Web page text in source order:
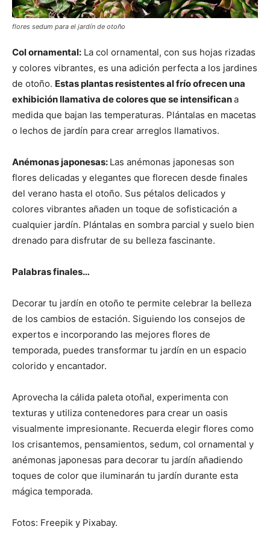
flores sedum para el jardín de otoño
Col ornamental: La col ornamental, con sus hojas rizadas
y colores vibrantes, es una adición perfecta a los jardines
de otoño. Estas plantas resistentes al frío ofrecen una
exhibición llamativa de colores que se intensificana
medida que bajan las temperaturas. Plántalas en macetas
o lechos de jardín para crear arreglos llamativos.
Anémonas japonesas: Las anémonas japonesas son
flores delicadas y elegantes que florecen desde finales
del verano hasta el otoño. Sus pétalos delicados y
colores vibrantes añaden un toque de sofisticación a
cualquier jardín. Plántalas en sombra parcial y suelo bien
drenado para disfrutar de su belleza fascinante.
Palabras finales…
Decorar tu jardín en otoño te permite celebrar la belleza
de los cambios de estación. Siguiendo los consejos de
expertos e incorporando las mejores flores de
temporada, puedes transformar tu jardín en un espacio
colorido y encantador.
Aprovecha la cálida paleta otoñal, experimenta con
texturas y utiliza contenedores para crear un oasis
visualmente impresionante. Recuerda elegir flores como
los crisantemos, pensamientos, sedum, col ornamental y
anémonas japonesas para decorar tu jardín añadiendo
toques de color que iluminarán tu jardín durante esta
mágica temporada.
Fotos: Freepik y Pixabay.